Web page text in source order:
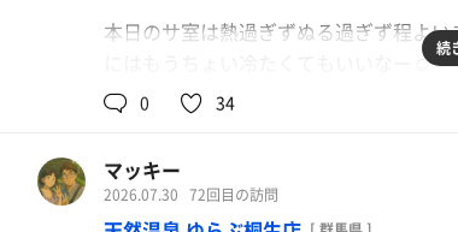
マンスが急遽アドリブで始まり、ほん
ww(写真2)
時は遡り、サ活自体は、途中で花火大会
本日のサ室は熱過ぎずぬる過ぎず程よ
にはもうちょい冷たくてもいいなー☺️
1〜2セット目の休憩はニノサパークで
かり愛でて本日終了です！
続
0 34
マッキー
2026.07.30 72回目の訪問